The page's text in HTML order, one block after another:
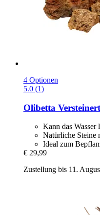
4 Optionen
5.0 (1)
Olibetta
Kann das Wasser
Natürliche Steine
Ideal zum
€ 29,99
Zustellung bis 11.